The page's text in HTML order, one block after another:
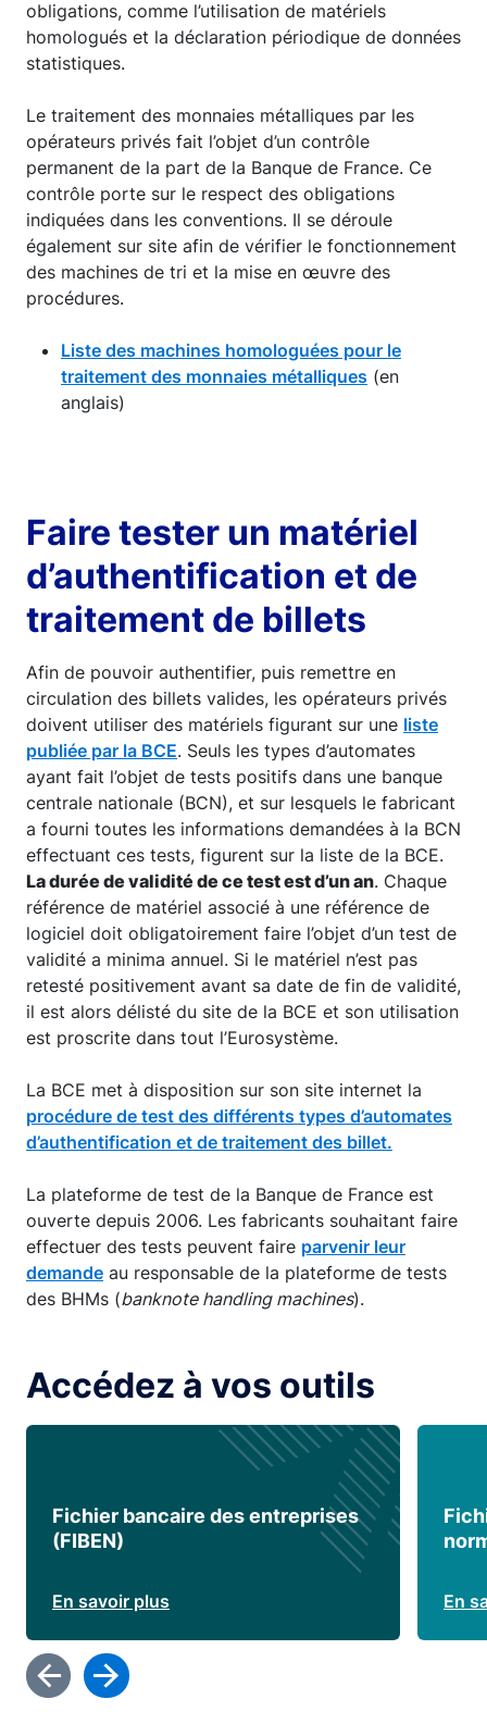
obligations, comme l’utilisation de matériels
homologués et la déclaration périodique de données
statistiques.
Le traitement des monnaies métalliques par les
opérateurs privés fait l’objet d’un contrôle
permanent de la part de la Banque de France. Ce
contrôle porte sur le respect des obligations
indiquées dans les conventions. Il se déroule
également sur site afin de vérifier le fonctionnement
des machines de tri et la mise en œuvre des
procédures.
Liste des machines homologuées pour le
traitement des monnaies métalliques (en
anglais)
Faire tester un matériel
d’authentification et de
traitement de billets
Afin de pouvoir authentifier, puis remettre en
circulation des billets valides, les opérateurs privés
doivent utiliser des matériels figurant sur une liste
publiée par la BCE. Seuls les types d’automates
ayant fait l’objet de tests positifs dans une banque
centrale nationale (BCN), et sur lesquels le fabricant
a fourni toutes les informations demandées à la BCN
effectuant ces tests, figurent sur la liste de la BCE.
La durée de validité de ce test est d’un an. Chaque
référence de matériel associé à une référence de
logiciel doit obligatoirement faire l’objet d’un test de
validité a minima annuel. Si le matériel n’est pas
retesté positivement avant sa date de fin de validité,
il est alors délisté du site de la BCE et son utilisation
est proscrite dans tout l’Eurosystème.
La BCE met à disposition sur son site internet la
procédure de test des différents types d’automates
d’authentification et de traitement des billet.
La plateforme de test de la Banque de France est
ouverte depuis 2006. Les fabricants souhaitant faire
effectuer des tests peuvent faire parvenir leur
demande au responsable de la plateforme de tests
des BHMs (banknote handling machines).
Accédez à vos outils
Fichier bancaire des entreprises
(FIBEN)
En savoir plus En